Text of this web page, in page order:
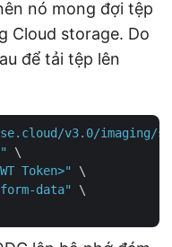
nó mong đợi tệp
Cloud storage. Do
để tải tệp lên
v3.0/imaging/
\
Token>"
\
data"
\